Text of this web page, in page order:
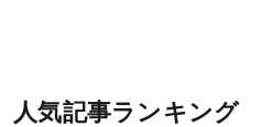
人気記事ランキング